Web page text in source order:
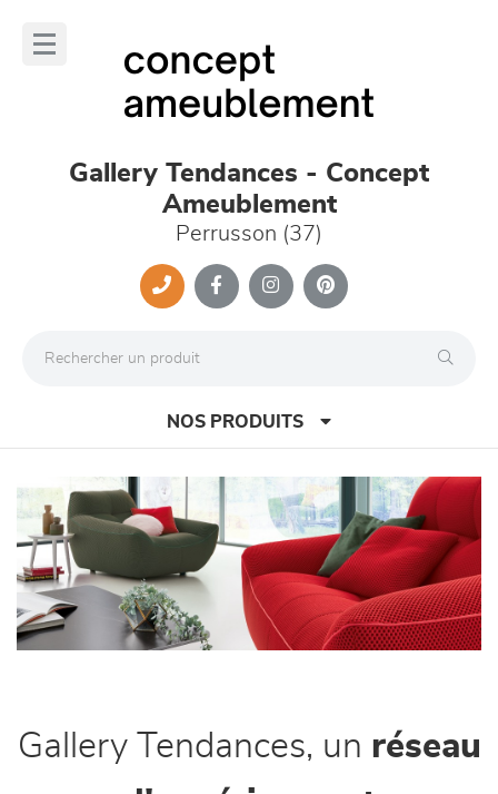
Gallery Tendances - Concept
Ameublement
Perrusson (37)
NOS PRODUITS
canapés et fauteuils
séjours
meubles de complément
Gallery Tendances, un réseau